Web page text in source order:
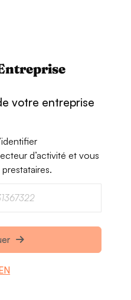
votre entreprise
d’activité et vous